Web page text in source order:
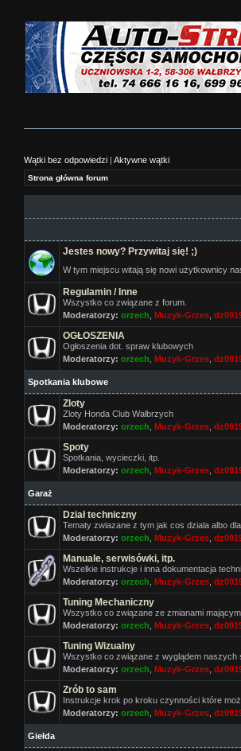
Wątki bez odpowiedzi | Aktywne wątki
Strona główna forum
Jestes nowy? Przywitaj się! ;)
W tym miejscu witają się nowi użytkownicy
Regulamin / Inne
Wszystko co związane z forum.
Moderatorzy: orzech Muzyk-Grzes
OGŁOSZENIA
Ogłoszenia dot. spraw klubowych
Moderatorzy: orzech Muzyk-Grzes
Spotkania klubowe
Zloty
Zloty Honda Club Wałbrzych
Moderatorzy: orzech Muzyk-Grzes
Spoty
Spotkania, wycieczki, itp.
Moderatorzy: orzech Muzyk-Grzes
Garaż
Dział techniczny
Tematy zwiazane z tym jak cos dziala albo
Moderatorzy: orzech Muzyk-Grzes
Manuale, serwisówki, itp.
Wszelkie instrukcje i inna dokumentacja
Moderatorzy: orzech Muzyk-Grzes
Tuning Mechaniczny
Wszystko co związane ze zmianami
Moderatorzy: orzech Muzyk-Grzes
Tuning Wizualny
Wszystko co związane z wyglądem naszych
Moderatorzy: orzech Muzyk-Grzes
Zrób to sam
Instrukcje krok po kroku czynności które
Moderatorzy: orzech Muzyk-Grzes
Giełda